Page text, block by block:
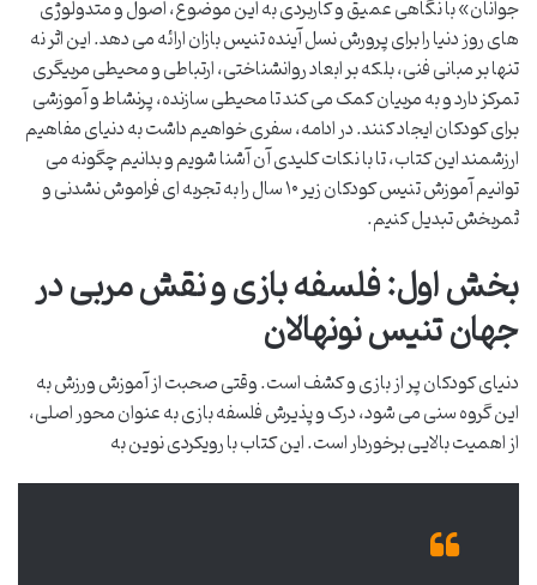
جوانان» با نگاهی عمیق و کاربردی به این موضوع، اصول و متدولوژی
های روز دنیا را برای پرورش نسل آینده تنیس بازان ارائه می دهد. این اثر نه
تنها بر مبانی فنی، بلکه بر ابعاد روانشناختی، ارتباطی و محیطی مربیگری
تمرکز دارد و به مربیان کمک می کند تا محیطی سازنده، پرنشاط و آموزشی
برای کودکان ایجاد کنند. در ادامه، سفری خواهیم داشت به دنیای مفاهیم
ارزشمند این کتاب، تا با نکات کلیدی آن آشنا شویم و بدانیم چگونه می
توانیم آموزش تنیس کودکان زیر ۱۰ سال را به تجربه ای فراموش نشدنی و
ثمربخش تبدیل کنیم.
بخش اول: فلسفه بازی و نقش مربی در
جهان تنیس نونهالان
دنیای کودکان پر از بازی و کشف است. وقتی صحبت از آموزش ورزش به
این گروه سنی می شود، درک و پذیرش فلسفه بازی به عنوان محور اصلی،
از اهمیت بالایی برخوردار است. این کتاب با رویکردی نوین به